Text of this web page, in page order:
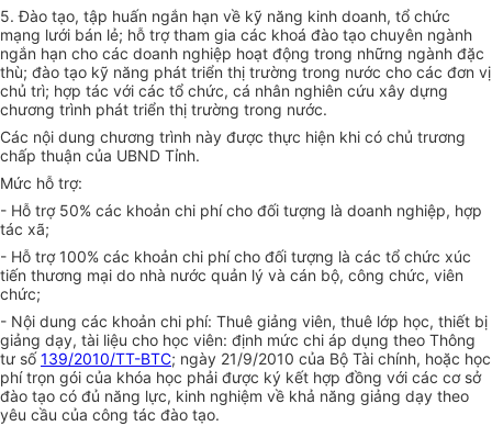
5.Đào tạo, tập huấn ngắn hạn về kỹ năng kinh doanh, tổ chức
mạng lưới bán lẻ; hỗ trợ tham gia các khoá đào tạo chuyên ngành
ngắn hạn cho các doanh nghiệp hoạt động trong những ngành đặc
thù; đào tạo kỹ năng phát triển thị trường trong nước cho các đơn vị
chủ trì; hợp tác với các tổ chức, cá nhân nghiên cứu xây dựng
chương trình phát triển thị trường trong nước.
Các nội dung chương trình này được thực hiện khi có chủ trương
chấp thuận của UBND Tỉnh.
Mức hỗ trợ:
- Hỗ trợ 50% các khoản chi phí cho đối tượng là doanh nghiệp, hợp
tác xã;
- Hỗ trợ 100% các khoản chi phí cho đối tượng là các tổ chức xúc
tiến thương mại do nhà nước quản lý và cán bộ, công chức, viên
chức;
- Nội dung các khoản chi phí: Thuê giảng viên, thuê lớp học, thiết bị
giảng dạy, tài liệu cho học viên: định mức chi áp dụng theo Thông
tư số139/2010/TT-BTC; ngày 21/9/2010 của Bộ Tài chính, hoặc học
phí trọn gói của khóa học phải được ký kết hợp đồng với các cơ sở
đào tạo có đủ năng lực, kinh nghiệm về khả năng giảng dạy theo
yêu cầu của công tác đào tạo.